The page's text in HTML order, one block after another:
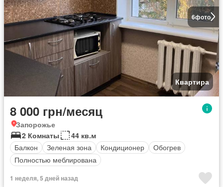
6фото
Квартира
8 000 грн/месяц
Запорожье
2 Комнаты
44 кв.м
Балкон
Зеленая зона Кондиционер
Обогрев
Полностью меблирована
1 неделя, 5 дней назад